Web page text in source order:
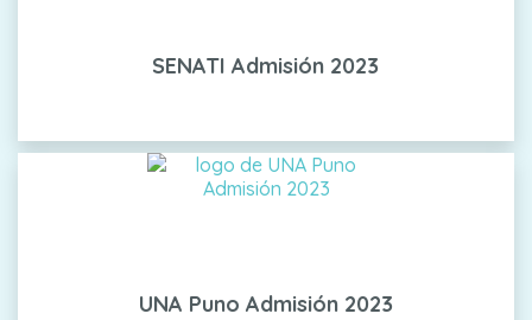
SENATI Admisión 2023
UNA Puno Admisión 2023